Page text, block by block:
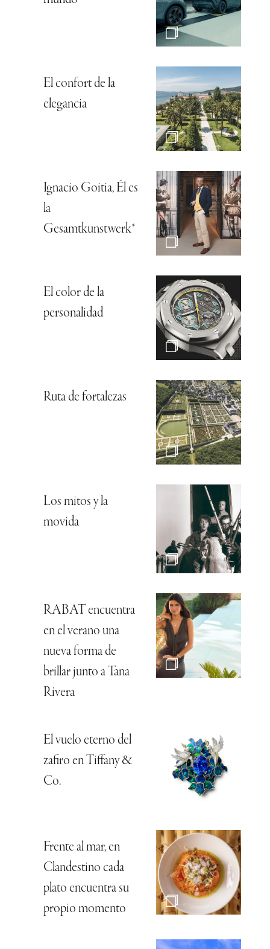
El confort de la
elegancia
Ignacio Goitia, Él es
la
Gesamtkunstwerk*
El color de la
personalidad
Ruta de fortalezas
Los mitos y la
movida
RABAT encuentra
en el verano una
nueva forma de
brillar junto a Tana
Rivera
El vuelo eterno del
zafiro en Tiffany &
Co.
Frente al mar, en
Clandestino cada
plato encuentra su
propio momento